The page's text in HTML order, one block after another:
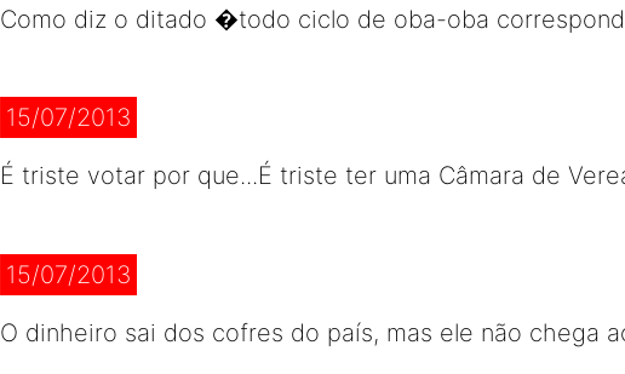
Como diz o ditado �todo ciclo de oba-oba
15/07/2013
É triste votar por que...É triste ter uma Câmara de
15/07/2013
O dinheiro sai dos cofres do país, mas ele não chega